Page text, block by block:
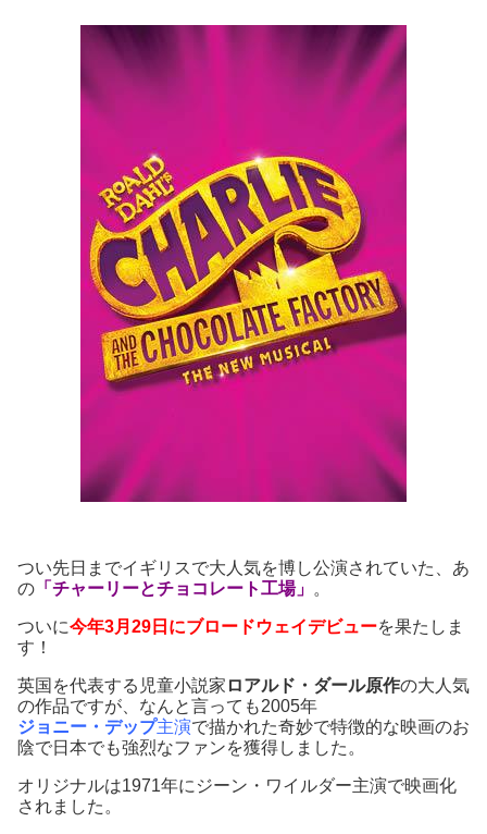
つい先日までイギリスで大人気を博し公演されていた、あ
の 「チャーリーとチョコレート工場」 。
ついに今年3月29日にブロードウェイデビューを果たしま
す！
英国を代表する児童小説家 ロアルド・ダール原作の大人気
の作品ですが、なんと言っても2005年
ジョニー・デップ主演で描かれた奇妙で特徴的な映画のお
陰で日本でも強烈なファンを獲得しました。
オリジナルは1971年にジーン・ワイルダー主演で映画化
されました。